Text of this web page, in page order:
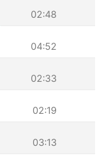
02:48
04:52
02:33
02:19
03:13